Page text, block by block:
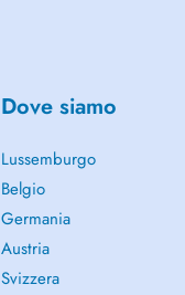
Dove siamo
Lussemburgo
Belgio
Germania
Austria
Svizzera